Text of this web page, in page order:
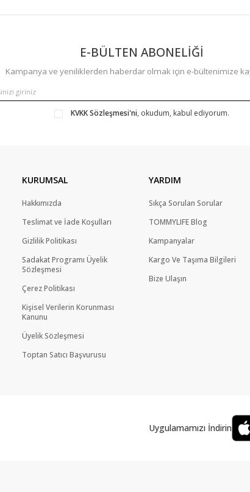
E-BÜLTEN ABONELİĞİ
Kampanya ve yeniliklerden haberdar olmak için e-bültenimize
KVKK Sözleşmesi'ni, okudum, kabul ediyorum.
KURUMSAL
Hakkımızda
Teslimat ve İade Koşulları
Gizlilik Politikası
Sadakat Programı Üyelik
Sözleşmesi
Çerez Politikası
Kişisel Verilerin Korunması
Kanunu
Üyelik Sözleşmesi
Toptan Satıcı Başvurusu
YARDIM
Sıkça Sorulan Sorular
TOMMYLIFE Blog
Kampanyalar
Kargo Ve Taşıma Bilgileri
Bize Ulaşın
Uygulamamızı İndirin